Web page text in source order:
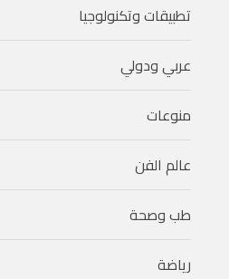
تطبيقات وتكنولوجيا
عربي ودولي
منوعات
عالم الفن
طب وصحة
رياضة